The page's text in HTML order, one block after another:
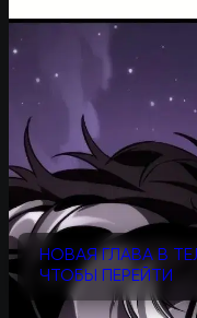
НОВАЯ ГЛАВА В
ЧТОБЫ ПЕРЕЙТИ